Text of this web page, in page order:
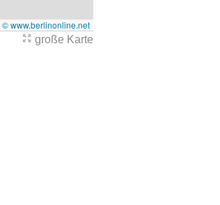
© www.berlinonline.net
große Karte